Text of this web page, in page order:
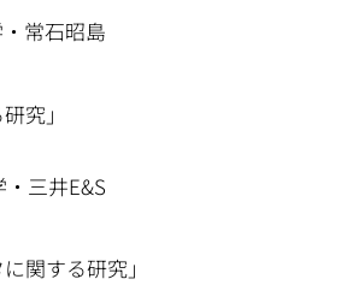
常石昭島
究」
三井E&S
関する研究」